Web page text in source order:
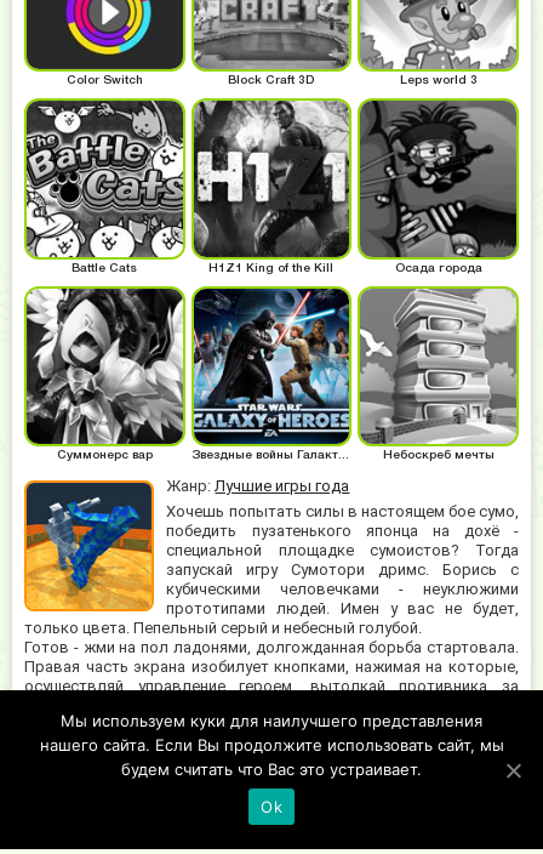
Жанр:Лучшие игры года
Хочешь попытать силы в настоящем бое сумо,
победить пузатенького японца на дохё -
специальной площадке сумоистов? Тогда
запускай игру Сумотори дримс. Борись с
кубическими человечками - неуклюжими
прототипами людей. Имен у вас не будет,
только цвета. Пепельный серый и небесный голубой.
Готов - жми на пол ладонями, долгожданная борьба стартовала.
Правая часть экрана изобилует кнопками, нажимая на которые,
осуществляй управление героем, вытолкай противника за
выгорит - потренируйся, и возьми реванш. Sumotori dreams на
победной табличке не заканчивается: оппонент все пытается
устоять, но комично падает и все смеются над таким нелепым
Color Switch Block Craft 3D Leps world 3
Battle Cats H1Z1 King of the Kill Осада города
Суммонерс вар Звездные войны Галактика героев Небоскреб мечты
Мы используем куки для наилучшего представления
нашего сайта. Если Вы продолжите использовать сайт, мы
будем считать что Вас это устраивает.
Ok